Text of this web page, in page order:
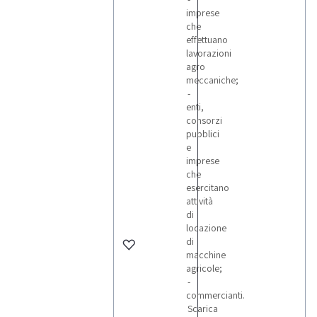
imprese
che
effettuano
lavorazioni
agro
meccaniche;
-
enti,
consorzi
pubblici
e
imprese
che
esercitano
attività
di
locazione
di
macchine
agricole;
-
commercianti.
Scarica